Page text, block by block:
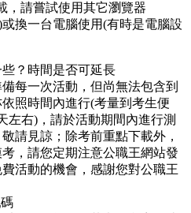
，請嘗試使用其它瀏覽器
或換一台電腦使用(有時是電腦設
？時間是否可延長
每一次活動，但尚無法包含到
照時間內進行(考量到考生便
左右)，請於活動期間內進行測
請見諒；除考前重點下載外，
，請您定期注意公職王網站發
活動的機會，感謝您對公職王